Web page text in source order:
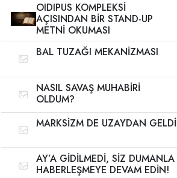
OIDIPUS KOMPLEKSİ
AÇISINDAN BİR STAND-UP
METNİ OKUMASI
BAL TUZAĞI MEKANİZMASI
NASIL SAVAŞ MUHABİRİ
OLDUM?
MARKSİZM DE UZAYDAN GELDİ
AY’A GİDİLMEDİ, SİZ DUMANLA
HABERLEŞMEYE DEVAM EDİN!